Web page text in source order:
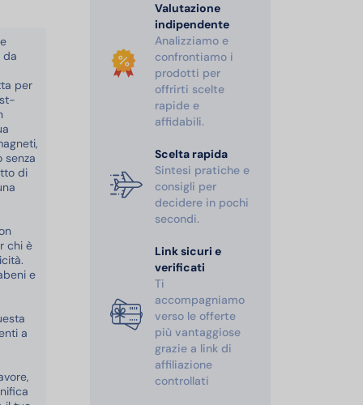
da
per
senza
di
chi è
e
a
Valutazione
indipendente
Analizziamo e
confrontiamo i
prodotti per
offrirti scelte
rapide e
affidabili.
Scelta rapida
Sintesi pratiche e
consigli per
decidere in pochi
secondi.
Link sicuri e
verificati
Ti
accompagniamo
verso le offerte
più vantaggiose
grazie a link di
affiliazione
controllati